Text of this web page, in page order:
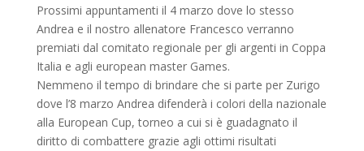
Prossimi appuntamenti il 4 marzo dove lo stesso
Andrea e il nostro allenatore Francesco verranno
premiati dal comitato regionale per gli argenti in Coppa
Italia e agli european master Games.
Nemmeno il tempo di brindare che si parte per Zurigo
dove l’8 marzo Andrea difenderà i colori della nazionale
alla European Cup, torneo a cui si è guadagnato il
diritto di combattere grazie agli ottimi risultati